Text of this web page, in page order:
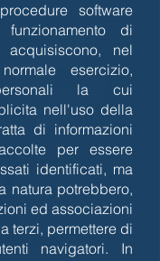
software
di
nel
esercizio,
la cui
nell'uso della
di informazioni
per essere
identificati, ma
natura potrebbero,
ed associazioni
terzi, permettere di
navigatori. In